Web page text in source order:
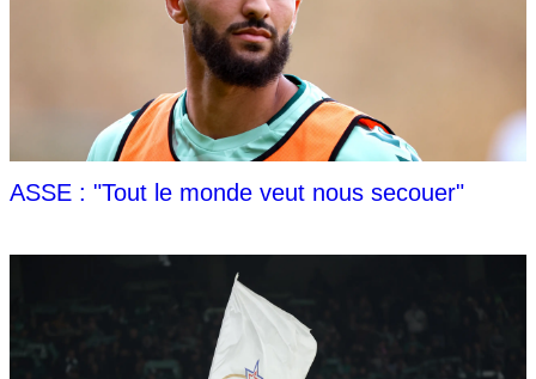
ASSE : "Tout le monde veut nous secouer"